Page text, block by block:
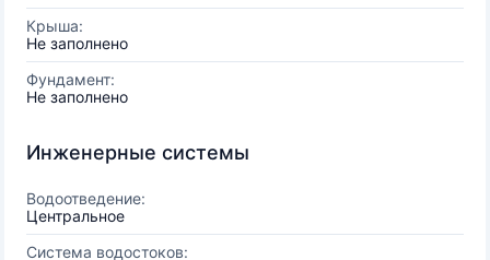
Крыша:
Не заполнено
Фундамент:
Не заполнено
Инженерные системы
Водоотведение:
Центральное
Система водостоков: